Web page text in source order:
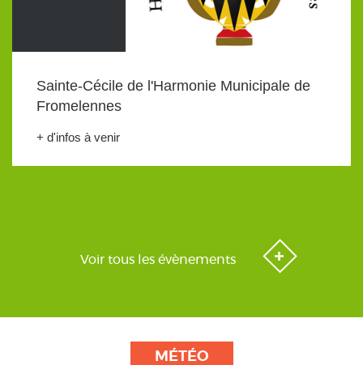
Sainte-Cécile de l'Harmonie Municipale de
Fromelennes
+ d'infos à venir
Voir tous les évènements
MÉTÉO